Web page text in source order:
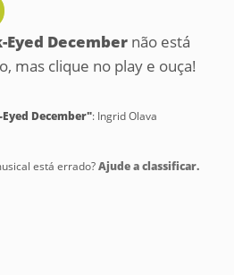
Eyed December não está
mas clique no play e ouça!
December": Ingrid Olava
está errado?Ajude a classificar.